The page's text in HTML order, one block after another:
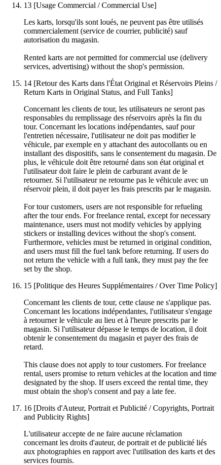
13 [Usage Commercial / Commercial Use]
Les karts, lorsqu'ils sont loués, ne peuvent pas être utilisés
commercialement (service de courrier, publicité) sauf
autorisation du magasin.
Rented karts are not permitted for commercial use (delivery
services, advertising) without the shop's permission.
14 [Retour des Karts dans l'État Original et Réservoirs Pleins /
Return Karts in Original Status, and Full Tanks]
Concernant les clients de tour, les utilisateurs ne seront pas
responsables du remplissage des réservoirs après la fin du
tour. Concernant les locations indépendantes, sauf pour
l'entretien nécessaire, l'utilisateur ne doit pas modifier le
véhicule, par exemple en y attachant des autocollants ou en
installant des dispositifs, sans le consentement du magasin. De
plus, le véhicule doit être retourné dans son état original et
l'utilisateur doit faire le plein de carburant avant de le
retourner. Si l'utilisateur ne retourne pas le véhicule avec un
réservoir plein, il doit payer les frais prescrits par le magasin.
For tour customers, users are not responsible for refueling
after the tour ends. For freelance rental, except for necessary
maintenance, users must not modify vehicles by applying
stickers or installing devices without the shop's consent.
Furthermore, vehicles must be returned in original condition,
and users must fill the fuel tank before returning. If users do
not return the vehicle with a full tank, they must pay the fee
set by the shop.
15 [Politique des Heures Supplémentaires / Over Time Policy]
Concernant les clients de tour, cette clause ne s'applique pas.
Concernant les locations indépendantes, l'utilisateur s'engage
à retourner le véhicule au lieu et à l'heure prescrits par le
magasin. Si l'utilisateur dépasse le temps de location, il doit
obtenir le consentement du magasin et payer des frais de
retard.
This clause does not apply to tour customers. For freelance
rental, users promise to return vehicles at the location and time
designated by the shop. If users exceed the rental time, they
must obtain the shop's consent and pay a late fee.
16 [Droits d'Auteur, Portrait et Publicité / Copyrights, Portrait
and Publicity Rights]
L'utilisateur accepte de ne faire aucune réclamation
concernant les droits d'auteur, de portrait et de publicité liés
aux photographies en rapport avec l'utilisation des karts et des
services fournis.